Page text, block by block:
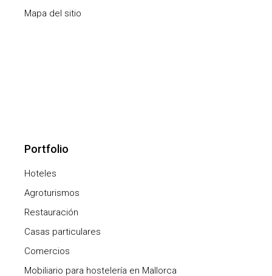
Mapa del sitio
Portfolio
Hoteles
Agroturismos
Restauración
Casas particulares
Comercios
Mobiliario para hostelería en Mallorca